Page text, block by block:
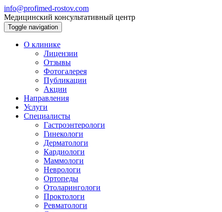
info@profimed-rostov.com
Медицинский консультативный центр
Toggle navigation
О клинике
Лицензии
Отзывы
Фотогалерея
Публикации
Акции
Направления
Услуги
Специалисты
Гастроэнтерологи
Гинекологи
Дерматологи
Кардиологи
Маммологи
Неврологи
Ортопеды
Отоларингологи
Проктологи
Ревматологи